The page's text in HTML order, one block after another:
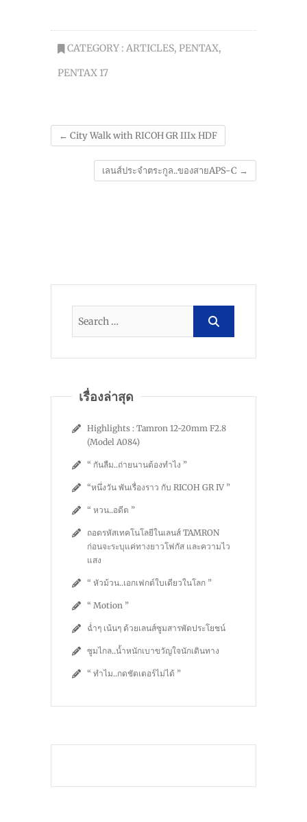
CATEGORY : ARTICLES, PENTAX,
PENTAX 17
← City Walk with RICOH GR IIIx HDF
เลนส์ประจำตระกูล..ของสายAPS-C →
เรื่องล่าสุด
Highlights : Tamron 12-20mm F2.8
(Model A084)
“ กันลืม..ถ่ายนานต้องทำไง ”
“หนึ่งวัน พันเรื่องราว กับ RICOH GR IV ”
“ หวน..อดีต ”
ถอดรหัสเทคโนโลยีในเลนส์ TAMRON
ก่อนจะระบุแค่ทางยาวโฟกัส และความไว
แสง
“ หัวม้วน..เอกเฟกต์ใบเดียวในโลก ”
“ Motion ”
ฉ่ำๆ เน้นๆ ด้วยเลนส์ซูมสารพัดประโยชน์
ซูมไกล..น้ำหนักเบาขวัญใจนักเดินทาง
“ ทำไม..กดชัตเตอร์ไม่ได้ ”